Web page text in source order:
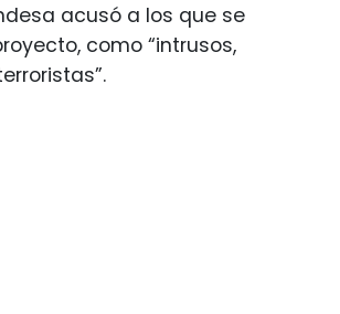
acusó a los que se
como “intrusos,